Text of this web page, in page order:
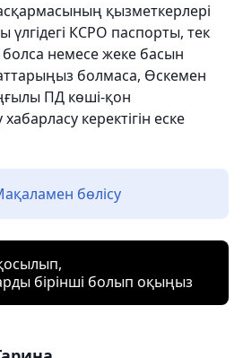
қызметкерлері
үлгідегі КСРО паспорты, тек
болса немесе жеке басын
болмаса, Өскемен
ПД көші-қон
керектігін еске
бөлісу
бірінші болып оқыңыз